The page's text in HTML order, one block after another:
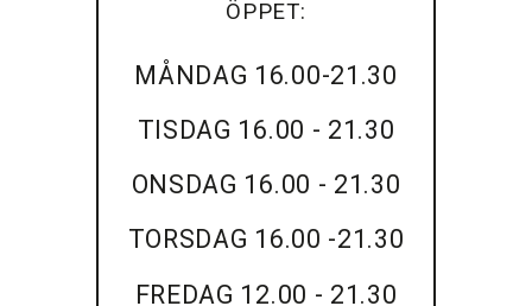
ÖPPET:
MÅNDAG 16.00-21.30
TISDAG 16.00 - 21.30
ONSDAG 16.00 - 21.30
TORSDAG 16.00 -21.30
FREDAG 12.00 - 21.30